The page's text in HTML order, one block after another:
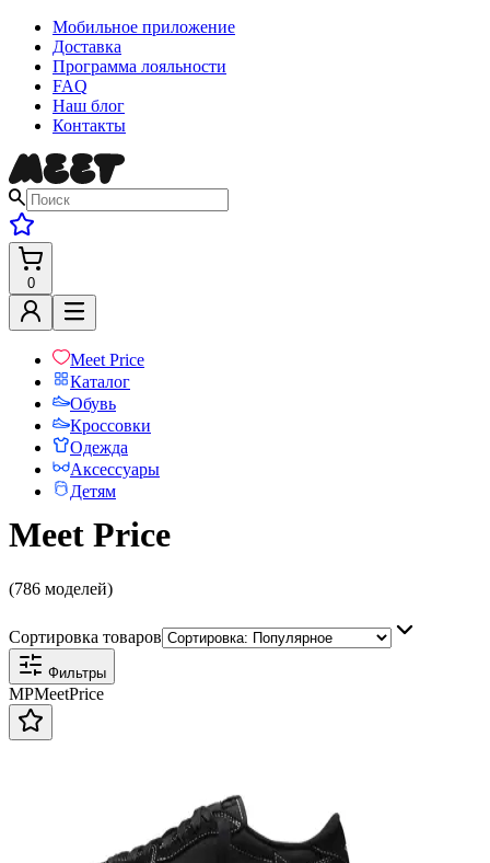
Мобильное приложение
Доставка
Программа лояльности
FAQ
Наш блог
Контакты
0
Meet Price
Каталог
Обувь
Кроссовки
Одежда
Аксессуары
Детям
Meet Price
(786 моделей)
Сортировка товаров
Фильтры
MPMeetPrice